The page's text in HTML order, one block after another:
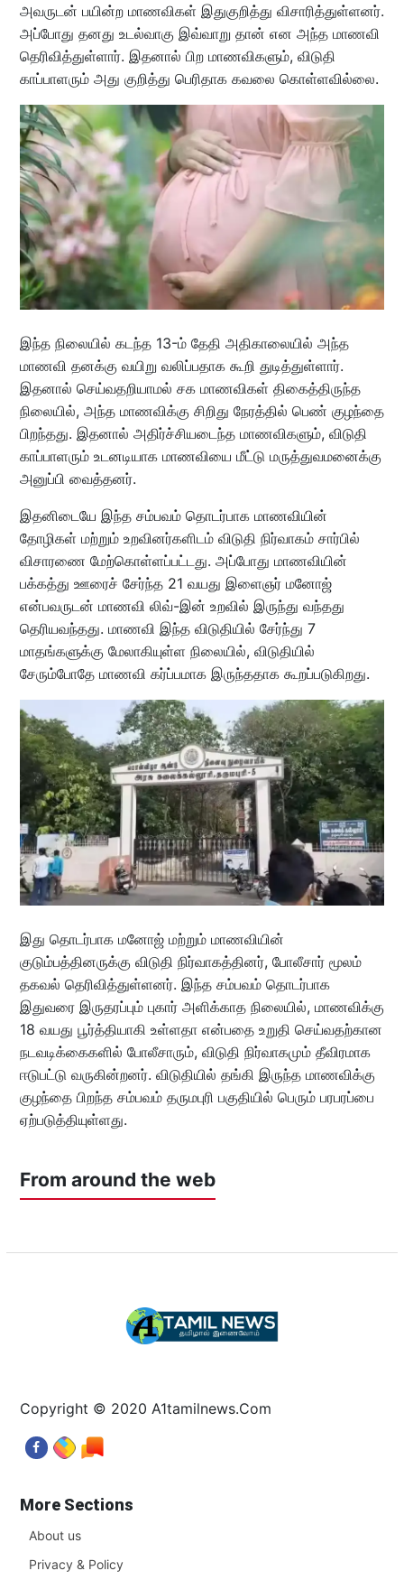
அவருடன் பயின்ற மாணவிகள் இதுகுறித்து விசாரித்துள்ளனர்.
அப்போது தனது உடல்வாகு இவ்வாறு தான் என அந்த மாணவி
தெரிவித்துள்ளார். இதனால் பிற மாணவிகளும், விடுதி
காப்பாளரும் அது குறித்து பெரிதாக கவலை கொள்ளவில்லை.
இந்த நிலையில் கடந்த 13-ம் தேதி அதிகாலையில் அந்த
மாணவி தனக்கு வயிறு வலிப்பதாக கூறி துடித்துள்ளார்.
இதனால் செய்வதறியாமல் சக மாணவிகள் திகைத்திருந்த
நிலையில், அந்த மாணவிக்கு சிறிது நேரத்தில் பெண் குழந்தை
பிறந்தது. இதனால் அதிர்ச்சியடைந்த மாணவிகளும், விடுதி
காப்பாளரும் உடனடியாக மாணவியை மீட்டு மருத்துவமனைக்கு
அனுப்பி வைத்தனர்.
இதனிடையே இந்த சம்பவம் தொடர்பாக மாணவியின்
தோழிகள் மற்றும் உறவினர்களிடம் விடுதி நிர்வாகம் சார்பில்
விசாரணை மேற்கொள்ளப்பட்டது. அப்போது மாணவியின்
பக்கத்து ஊரைச் சேர்ந்த 21 வயது இளைஞர் மனோஜ்
என்பவருடன் மாணவி லிவ்-இன் உறவில் இருந்து வந்தது
தெரியவந்தது. மாணவி இந்த விடுதியில் சேர்ந்து 7
மாதங்களுக்கு மேலாகியுள்ள நிலையில், விடுதியில்
சேரும்போதே மாணவி கர்ப்பமாக இருந்ததாக கூறப்படுகிறது.
இது தொடர்பாக மனோஜ் மற்றும் மாணவியின்
குடும்பத்தினருக்கு விடுதி நிர்வாகத்தினர், போலீசார் மூலம்
தகவல் தெரிவித்துள்ளனர். இந்த சம்பவம் தொடர்பாக
இதுவரை இருதரப்பும் புகார் அளிக்காத நிலையில், மாணவிக்கு
18 வயது பூர்த்தியாகி உள்ளதா என்பதை உறுதி செய்வதற்கான
நடவடிக்கைகளில் போலீசாரும், விடுதி நிர்வாகமும் தீவிரமாக
ஈடுபட்டு வருகின்றனர். விடுதியில் தங்கி இருந்த மாணவிக்கு
குழந்தை பிறந்த சம்பவம் தருமபுரி பகுதியில் பெரும் பரபரப்பை
ஏற்படுத்தியுள்ளது.
From around the web
Copyright © 2020 A1tamilnews.Com
More Sections
About us
Privacy & Policy